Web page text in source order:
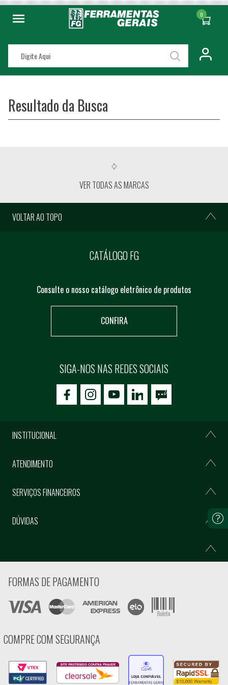
0
Resultado da Busca
VER TODAS AS MARCAS
VOLTAR AO TOPO
CATÁLOGO FG
Consulte o nosso catálogo eletrônico de produtos
CONFIRA
SIGA-NOS NAS REDES SOCIAIS
icon-facebookicon-social02icon-social03
INSTITUCIONAL
ATENDIMENTO
SERVIÇOS FINANCEIROS
DÚVIDAS
FORMAS DE PAGAMENTO
COMPRE COM SEGURANÇA